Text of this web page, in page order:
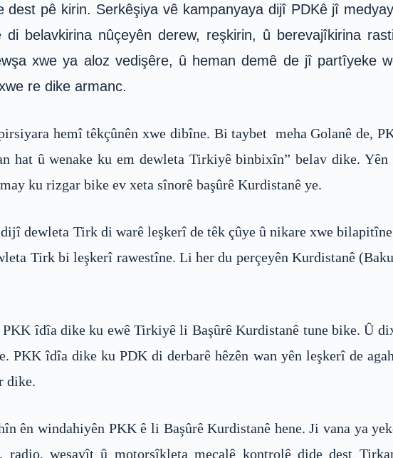
dest pê kirin. Serkêşiya vê kampanyaya dijî PDKê jî
di belavkirina nûçeyên derew, reşkirin, û berevajîkirina
xwe ya aloz vedişêre, û heman demê de jî partîyeke
re dike armanc.
hemî têkçûnên xwe dibîne. Bi taybet meha Golanê de,
hat û wenake ku em dewleta Tirkiyê binbixîn” belav dike.
ku rizgar bike ev xeta sînorê başûrê Kurdistanê ye.
dewleta Tirk di warê leşkerî de têk çûye û nikare xwe
Tirk bi leşkerî rawestîne. Li her du perçeyên Kurdistanê
îdîa dike ku ewê Tirkiyê li Başûrê Kurdistanê tune bike. Û
PKK îdîa dike ku PDK di derbarê hêzên wan yên leşkerî de
dike.
ên windahiyên PKK ê li Başûrê Kurdistanê hene. Ji vana ya
radio, wesayît û motorsîkleta mecalê kontrolê dide dest